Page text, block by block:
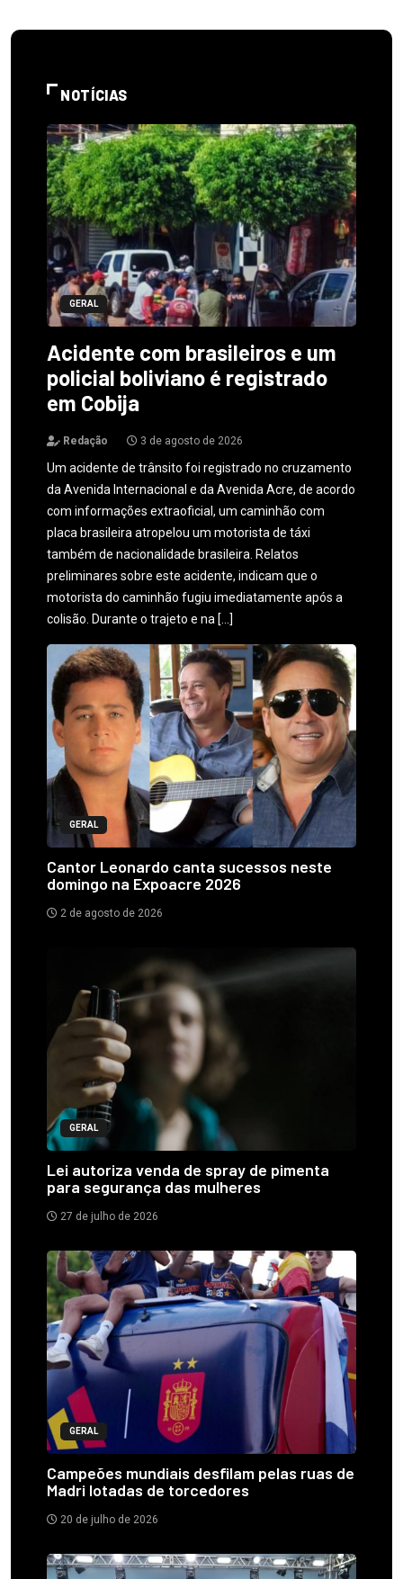
NOTÍCIAS
GERAL
Acidente com brasileiros e um
policial boliviano é registrado
em Cobija
Redação 3 de agosto de 2026
Um acidente de trânsito foi registrado no cruzamento
da Avenida Internacional e da Avenida Acre, de acordo
com informações extraoficial, um caminhão com
placa brasileira atropelou um motorista de táxi
também de nacionalidade brasileira. Relatos
preliminares sobre este acidente, indicam que o
motorista do caminhão fugiu imediatamente após a
colisão. Durante o trajeto e na […]
GERAL
Cantor Leonardo canta sucessos neste
domingo na Expoacre 2026
2 de agosto de 2026
GERAL
Lei autoriza venda de spray de pimenta
para segurança das mulheres
27 de julho de 2026
GERAL
Campeões mundiais desfilam pelas ruas de
Madri lotadas de torcedores
20 de julho de 2026